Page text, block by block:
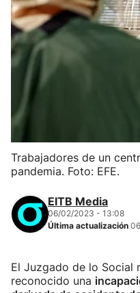
Trabajadores de un
pandemia. Foto: EFE.
EITB Media
06/02/2023 - 13:08
Última actualización
El Juzgado de lo Social
reconocido una